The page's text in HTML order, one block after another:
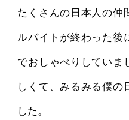
たくさんの日本人の仲
ルバイトが終わった後
でおしゃべりしていま
しくて、みるみる僕の
した。